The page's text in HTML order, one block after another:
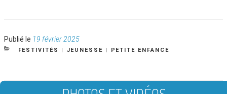
Publié le Publié
le
19 février 2025
CATÉGORIES
FESTIVITÉS | JEUNESSE | PETITE ENFANCE